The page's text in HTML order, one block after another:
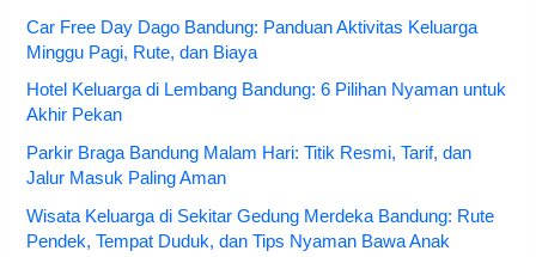
Car Free Day Dago Bandung: Panduan Aktivitas Keluarga
Minggu Pagi, Rute, dan Biaya
Hotel Keluarga di Lembang Bandung: 6 Pilihan Nyaman untuk
Akhir Pekan
Parkir Braga Bandung Malam Hari: Titik Resmi, Tarif, dan
Jalur Masuk Paling Aman
Wisata Keluarga di Sekitar Gedung Merdeka Bandung: Rute
Pendek, Tempat Duduk, dan Tips Nyaman Bawa Anak